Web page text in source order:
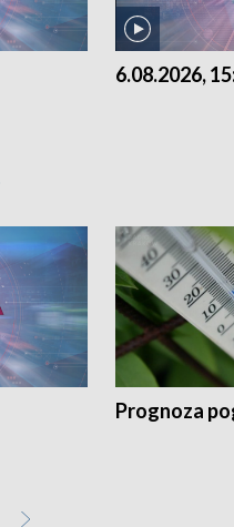
6.08.2026,
Prognoza